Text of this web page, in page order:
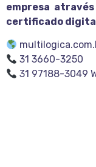
empresa
certificado
31 3660-3250
31 97188-3049